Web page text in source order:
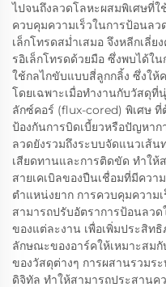
ไปจนถึงลวดโลหะผสมพิเศษที่ใ
ควบคุมความเร็วในการป้อนล
เล็กโทรดสม่ำเสมอ จึงหลีกเลี่ย
รอิเล็กโทรดด้วยมือ ซึ่งพบได้ใ
ใช้กลไกขับแบบสี่ลูกกลิ้ง ซึ่งให้
โดยเฉพาะเมื่อทำงานกับวัสดุ
ลักซ์คอร์ (flux-cored) พิเศษ ที่
ป้องกันการบิดเบี้ยวหรือปัญหา
ลวดยังรวมถึงระบบจัดแนวเส้
เสียดทานและการติดขัด ทำให้
สายเคเบิลของปืนเชื่อมที่มีคว
ตำแหน่งยาก การควบคุมความ
สามารถปรับอัตราการป้อนลว
ของแต่ละงาน เพื่อเพิ่มประสิท
ลักษณะของอาร์คให้เหมาะสม
ของวัสดุต่างๆ การผสานรวมร
ดิจิทัล ทำให้สามารถประสานค